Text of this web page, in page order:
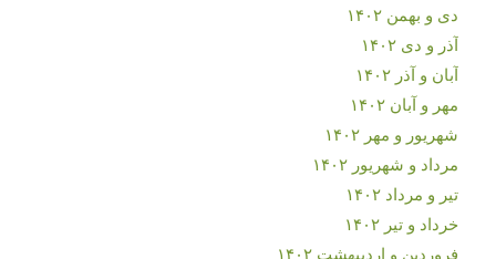
دی و بهمن ۱۴۰۲
آذر و دی ۱۴۰۲
آبان و آذر ۱۴۰۲
مهر و آبان ۱۴۰۲
شهریور و مهر ۱۴۰۲
مرداد و شهریور ۱۴۰۲
تیر و مرداد ۱۴۰۲
خرداد و تیر ۱۴۰۲
فروردین و اردیبهشت ۱۴۰۲